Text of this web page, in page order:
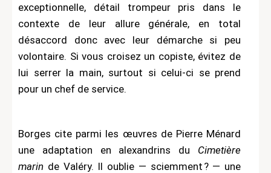
exceptionnelle, détail trompeur pris dans le
contexte de leur allure générale, en total
désaccord donc avec leur démarche si peu
volontaire. Si vous croisez un copiste, évitez de
lui serrer la main, surtout si celui-ci se prend
pour un chef de service.
Borges cite parmi les œuvres de Pierre Ménard
une adaptation en alexandrins du Cimetière
marin de Valéry. Il oublie — sciemment ? — une